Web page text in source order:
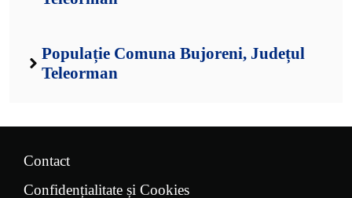
Populație Comuna Bujoreni, Județul
Teleorman
Contact
Confidențialitate și Cookies